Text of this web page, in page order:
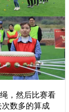
，然后比赛看
数多的算成